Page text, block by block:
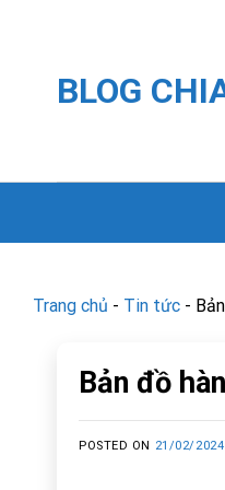
BLOG
Trang chủ - Tin tức -
Bản đồ
POSTED ON 21/02/2024